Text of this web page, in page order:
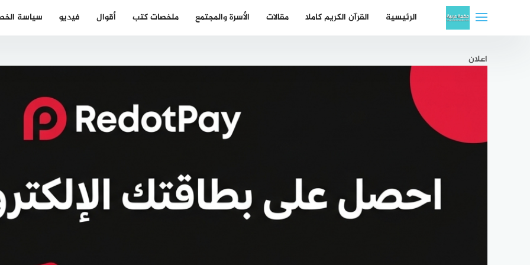
الرئيسية القرآن الكريم كاملا مقالات الأسرة والمجتمع ملخصات كتب أقوال فيديو سياسة
اعلان